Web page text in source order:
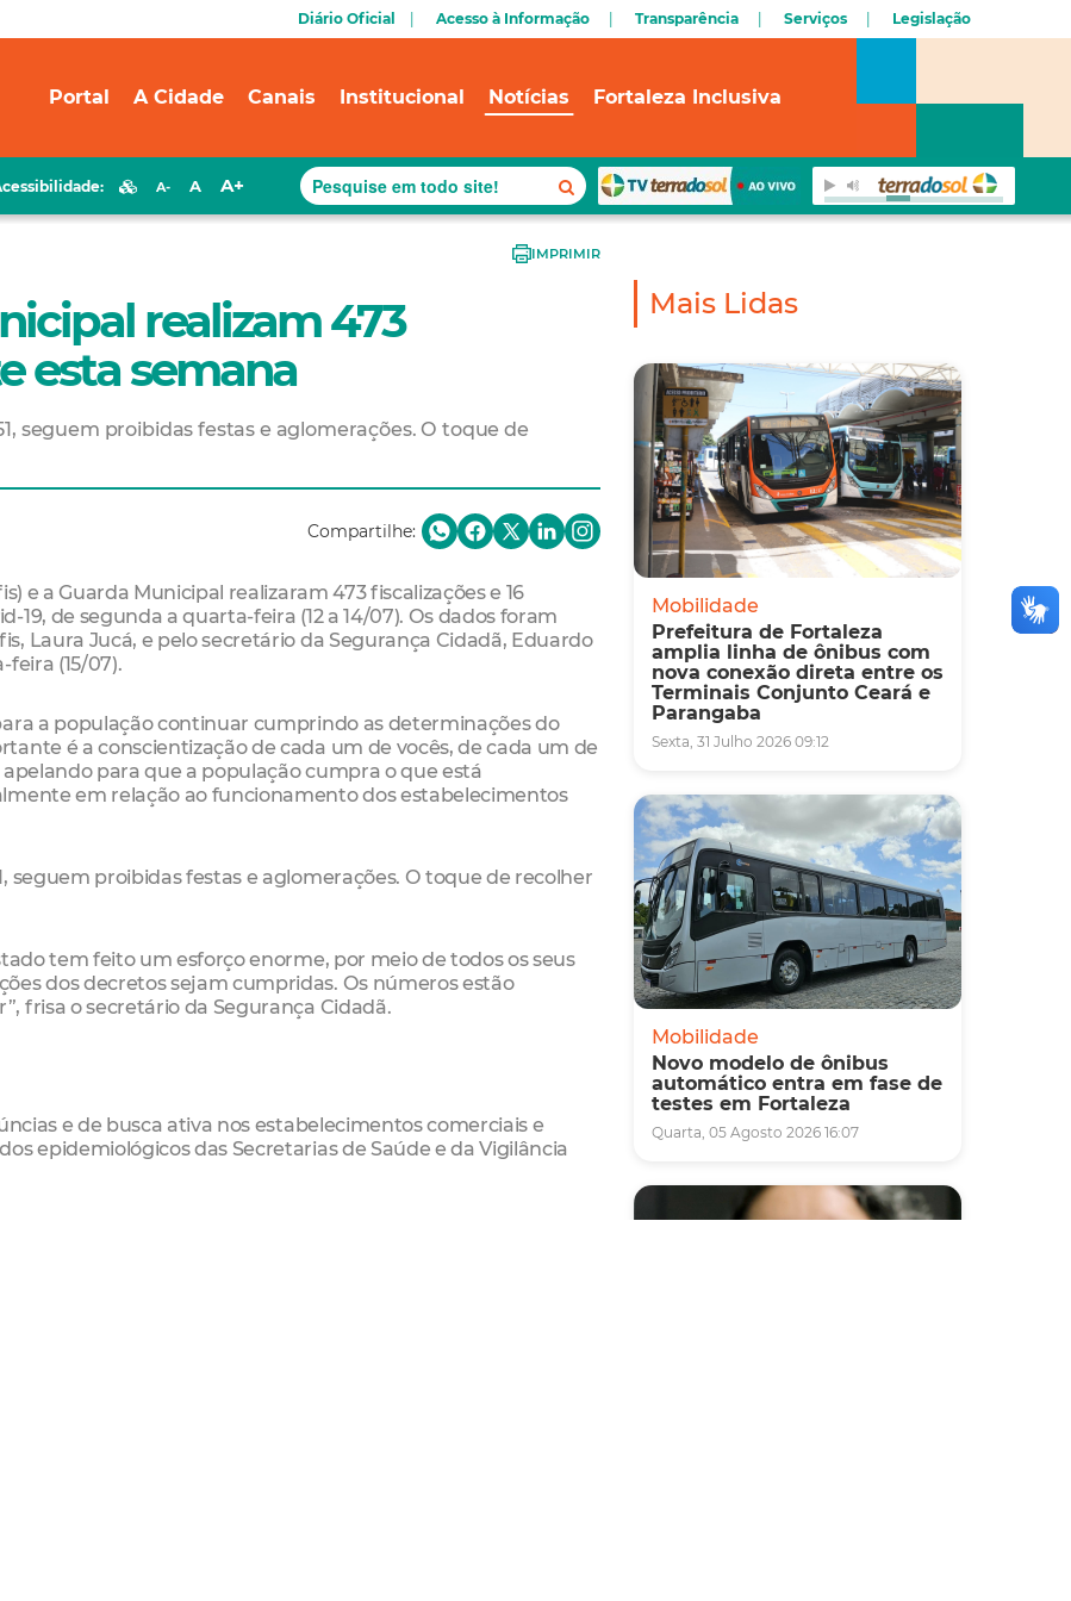
Diário Oficial Acesso à Informação Transparência Serviços Legislação
Portal A Cidade Canais Institucional Notícias Fortaleza Inclusiva
A- A A+
IMPRIMIR
realizam 473
esta semana
seguem proibidas festas e aglomerações. O toque de
Compartilhe:
e a Guarda Municipal realizaram 473 fiscalizações e 16
19, de segunda a quarta-feira (12 a 14/07). Os dados foram
Laura Jucá, e pelo secretário da Segurança Cidadã, Eduardo
(15/07).
a população continuar cumprindo as determinações do
é a conscientização de cada um de vocês, de cada um de
para que a população cumpra o que está
em relação ao funcionamento dos estabelecimentos
seguem proibidas festas e aglomerações. O toque de recolher
tem feito um esforço enorme, por meio de todos os seus
dos decretos sejam cumpridas. Os números estão
frisa o secretário da Segurança Cidadã.
e de busca ativa nos estabelecimentos comerciais e
epidemiológicos das Secretarias de Saúde e da Vigilância
Mais Lidas
Mobilidade
Prefeitura de Fortaleza
amplia linha de ônibus com
nova conexão direta entre os
Terminais Conjunto Ceará e
Parangaba
Sexta, 31 Julho 2026 09:12
Mobilidade
Novo modelo de ônibus
automático entra em fase de
testes em Fortaleza
Quarta, 05 Agosto 2026 16:07